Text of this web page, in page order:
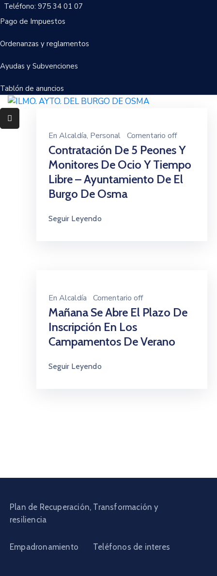
Teléfono: 975 34 01 07
Pago de Impuestos
Ordenanzas y reglamentos
Ayudas y Subvenciones
Tablón de anuncios
Ayuntamiento
Servicios
Festejos
Servicios
Deportivos
administrativos
En Alcaldía‚ Personal Comentario off
Contratación De 5 Peones Y
Monitores De Ocio Y Tiempo
Libre – Ayuntamiento De El
Burgo De Osma
Seguir Leyendo
En Alcaldía Comentario off
Mañana Se Abre El Plazo De
Inscripción En Los
Campamentos De Verano
Seguir Leyendo
Plan de Recuperación, Transformación y
resiliencia
Empadronamiento Teléfonos de interes